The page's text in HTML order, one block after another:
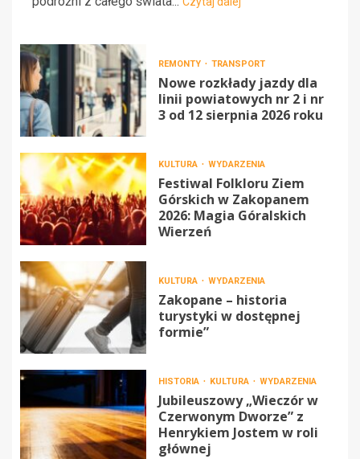
REMONTY TRANSPORT
Nowe rozkłady jazdy dla
linii powiatowych nr 2 i nr
3 od 12 sierpnia 2026 roku
KULTURA WYDARZENIA
Festiwal Folkloru Ziem
Górskich w Zakopanem
2026: Magia Góralskich
Wierzeń
KULTURA WYDARZENIA
Zakopane – historia
turystyki w dostępnej
formie”
HISTORIA KULTURA WYDARZENIA
Jubileuszowy „Wieczór w
Czerwonym Dworze” z
Henrykiem Jostem w roli
głównej